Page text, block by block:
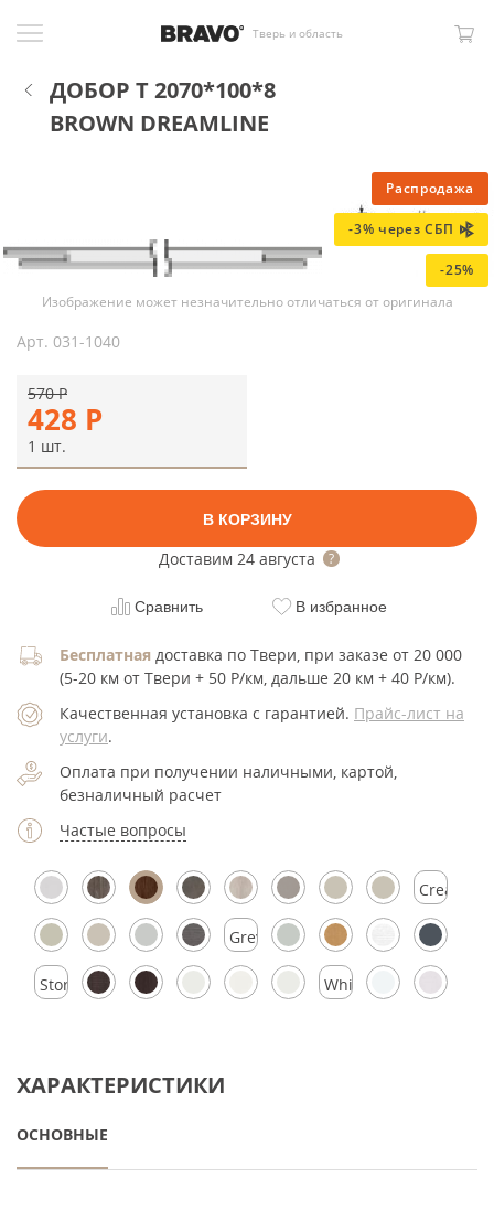
Тверь и область
ДОБОР Т 2070*100*8
BROWN DREAMLINE
Распродажа
-3% через СБП
-25%
Изображение может незначительно отличаться от оригинала
Арт. 031-1040
428 Р
570Р
1 шт.
В КОРЗИНУ
Доставим 24 августа
Сравнить В избранное
Бесплатная доставка по Твери, при заказе от 20 000
(5-20 км от Твери + 50 Р/км, дальше 20 км + 40 Р/км).
Качественная установка с гарантией. Прайс-лист на
услуги.
Оплата при получении наличными, картой,
безналичный расчет
Частые вопросы
Cream
Silk
Grey
Silk
Stormy
White
ХАРАКТЕРИСТИКИ
ОСНОВНЫЕ